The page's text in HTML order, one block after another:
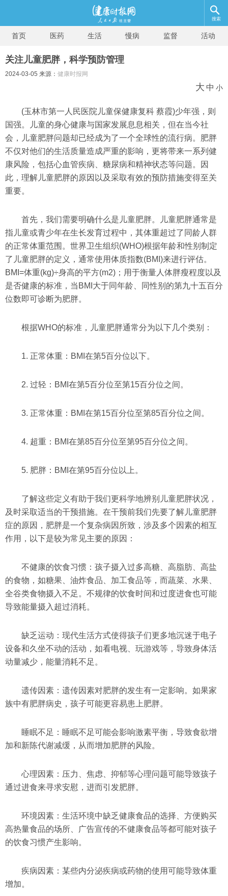
搜索
首页 医药 生活 慢病 监督 活动
关注儿童肥胖，科学预防管理
2024-03-05 来源： 健康时报网
大 中 小
(玉林市第一人民医院儿童保健康复科 蔡霞)少年强，则
国强。儿童的身心健康与国家发展息息相关，但在当今社
会，儿童肥胖问题却已经成为了一个全球性的流行病。肥胖
不仅对他们的生活质量造成严重的影响，更将带来一系列健
康风险，包括心血管疾病、糖尿病和精神状态等问题。因
此，理解儿童肥胖的原因以及采取有效的预防措施变得至关
重要。
首先，我们需要明确什么是儿童肥胖。儿童肥胖通常是
指儿童或青少年在生长发育过程中，其体重超过了同龄人群
的正常体重范围。世界卫生组织(WHO)根据年龄和性别制定
了儿童肥胖的定义，通常使用体质指数(BMI)来进行评估。
BMI=体重(kg)÷身高的平方(m2)；用于衡量人体胖瘦程度以及
是否健康的标准，当BMI大于同年龄、同性别的第九十五百分
位数即可诊断为肥胖。
根据WHO的标准，儿童肥胖通常分为以下几个类别：
1. 正常体重：BMI在第5百分位以下。
2. 过轻：BMI在第5百分位至第15百分位之间。
3. 正常体重：BMI在第15百分位至第85百分位之间。
4. 超重：BMI在第85百分位至第95百分位之间。
5. 肥胖：BMI在第95百分位以上。
了解这些定义有助于我们更科学地辨别儿童肥胖状况，
及时采取适当的干预措施。在干预前我们先要了解儿童肥胖
症的原因，肥胖是一个复杂病因所致，涉及多个因素的相互
作用，以下是较为常见主要的原因：
不健康的饮食习惯：孩子摄入过多高糖、高脂肪、高盐
的食物，如糖果、油炸食品、加工食品等，而蔬菜、水果、
全谷类食物摄入不足。不规律的饮食时间和过度进食也可能
导致能量摄入超过消耗。
缺乏运动：现代生活方式使得孩子们更多地沉迷于电子
设备和久坐不动的活动，如看电视、玩游戏等，导致身体活
动量减少，能量消耗不足。
遗传因素：遗传因素对肥胖的发生有一定影响。如果家
族中有肥胖病史，孩子可能更容易患上肥胖。
睡眠不足：睡眠不足可能会影响激素平衡，导致食欲增
加和新陈代谢减缓，从而增加肥胖的风险。
心理因素：压力、焦虑、抑郁等心理问题可能导致孩子
通过进食来寻求安慰，进而引发肥胖。
环境因素：生活环境中缺乏健康食品的选择、方便购买
高热量食品的场所、广告宣传的不健康食品等都可能对孩子
的饮食习惯产生影响。
疾病因素：某些内分泌疾病或药物的使用可能导致体重
增加。